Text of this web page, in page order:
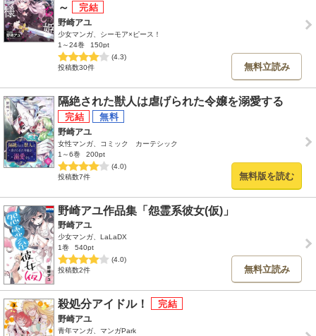
～
野崎アユ
少女マンガ、シーモア×ピース！
1～24巻
150pt
(4.3)
投稿数30件
無料立読み
隔絶された獣人は虐げられた令嬢を溺愛する
野崎アユ
女性マンガ、コミック カーテシック
1～6巻
200pt
(4.0)
投稿数7件
無料版を読む
野崎アユ作品集「怨霊系彼女(仮)」
野崎アユ
少女マンガ、LaLaDX
1巻
540pt
(4.0)
投稿数2件
無料立読み
殺処分アイドル！
野崎アユ
青年マンガ、マンガPark